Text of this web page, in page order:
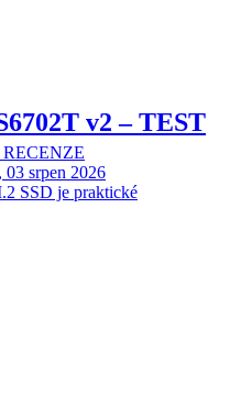
v2 – TEST
RECENZE
03 srpen 2026
SSD je praktické